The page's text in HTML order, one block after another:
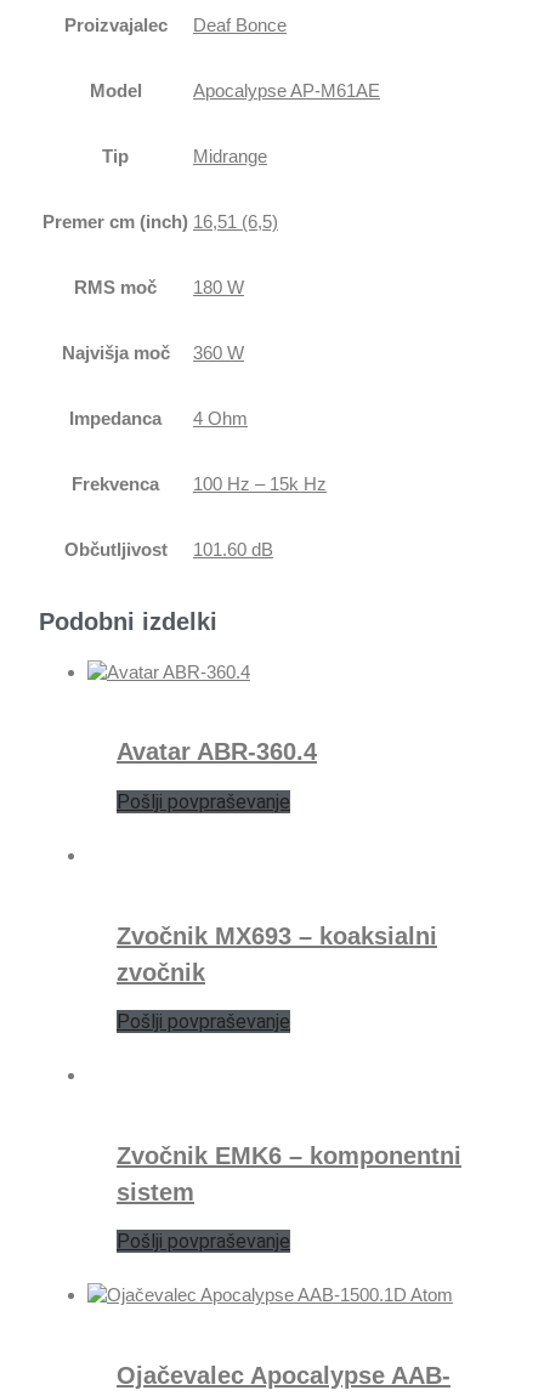
Proizvajalec Deaf Bonce
Model Apocalypse AP-M61AE
Tip Midrange
Premer cm (inch) 16,51 (6,5)
RMS moč 180 W
Najvišja moč 360 W
Impedanca 4 Ohm
Frekvenca 100 Hz – 15k Hz
Občutljivost 101.60 dB
Podobni izdelki
Avatar ABR-360.4
Pošlji povpraševanje
Zvočnik MX693 – koaksialni
zvočnik
Pošlji povpraševanje
Zvočnik EMK6 – komponentni
sistem
Pošlji povpraševanje
Ojačevalec Apocalypse AAB-